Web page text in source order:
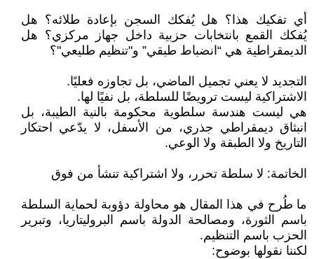
أي تفكيك هذا؟ هل يُفكك السجن بإعادة طلائه؟ هل
يُفكك القمع بانتخابات حزبية داخل جهاز مركزي؟ هل
الديمقراطية هي “انضباط طبقي” و"تنظيم طليعي"؟
التجديد لا يعني تجميل الماضي، بل تجاوزه فعليًا.
الاشتراكية ليست ترويضًا للسلطة، بل نفيًا لها.
هي ليست هندسة سلطوية محكومة بالنية الطيبة، بل
انبثاق ديمقراطي جذري، من الأسفل، لا يدّعي احتكار
التاريخ ولا الطبقة ولا الوعي.
الخاتمة: لا سلطة تحرر، ولا اشتراكية تنشأ من فوق
ما طُرح في هذا المقال هو محاولة دؤوبة لحماية السلطة
باسم الثورة، ومصالحة الدولة باسم البروليتاريا، وتبرير
الحزب باسم التنظيم.
لكننا نقولها بوضوح: